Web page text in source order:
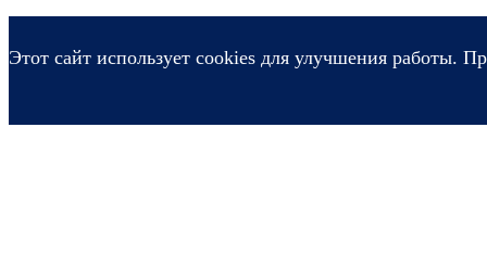
Этот сайт использует cookies для улучшения работы.